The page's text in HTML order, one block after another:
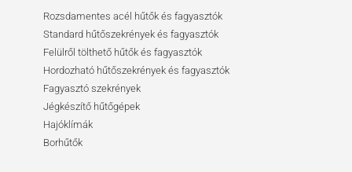
Rozsdamentes acél hűtők és fagyasztók
Standard hűtőszekrények és fagyasztók
Felülről tölthető hűtők és fagyasztók
Hordozható hűtőszekrények és fagyasztók
Fagyasztó szekrények
Jégkészítő hűtőgépek
Hajóklímák
Borhűtők